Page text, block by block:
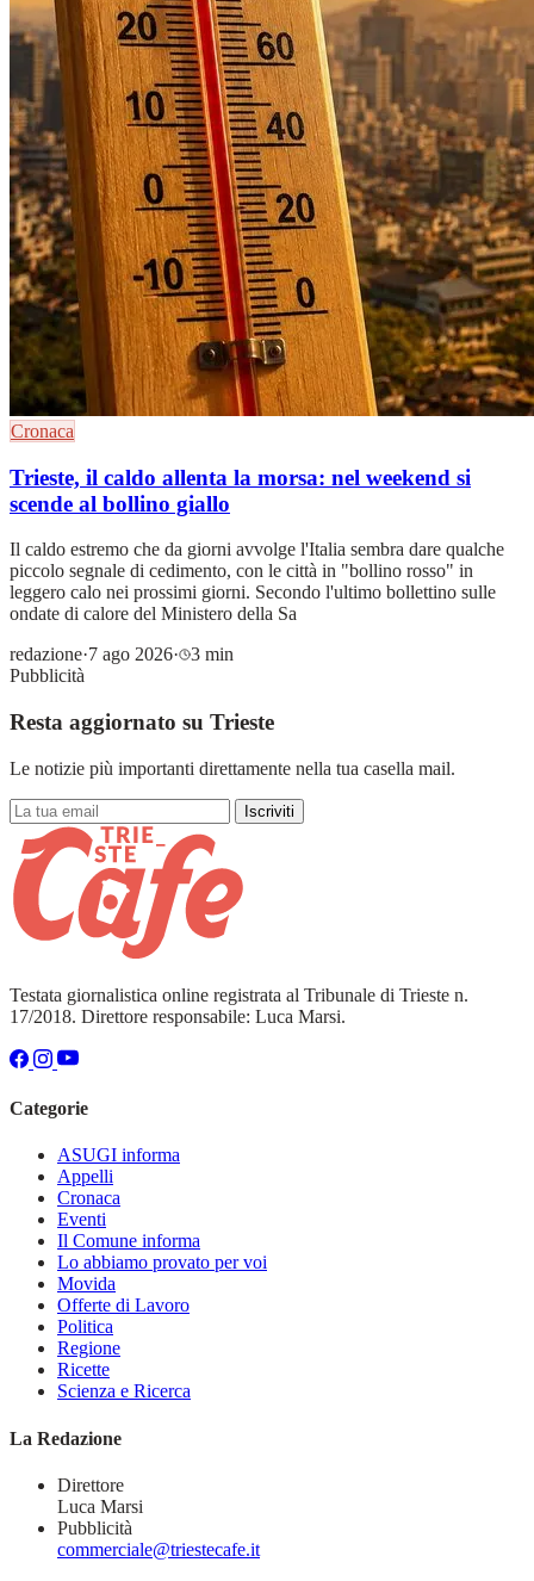
Cronaca
Trieste, il caldo allenta la morsa: nel weekend si
scende al bollino giallo
Il caldo estremo che da giorni avvolge l'Italia sembra dare qualche
piccolo segnale di cedimento, con le città in "bollino rosso" in
leggero calo nei prossimi giorni. Secondo l'ultimo bollettino sulle
ondate di calore del Ministero della Sa
redazione·7 ago 2026·
3 min
Pubblicità
Resta aggiornato su Trieste
Le notizie più importanti direttamente nella tua casella mail.
Iscriviti
Testata giornalistica online registrata al Tribunale di Trieste n.
17/2018. Direttore responsabile: Luca Marsi.
Categorie
ASUGI informa
Appelli
Cronaca
Eventi
Il Comune informa
Lo abbiamo provato per voi
Movida
Offerte di Lavoro
Politica
Regione
Ricette
Scienza e Ricerca
La Redazione
Direttore
Luca Marsi
Pubblicità
commerciale@triestecafe.it